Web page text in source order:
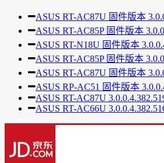
ASUS RT-AC87U 固件版本
ASUS RT-AC85P 固件版本
ASUS RT-N18U 固件版本
ASUS RT-AC85P 固件版本
ASUS RT-AC87U 固件版本
ASUS RP-AC51 固件版本
ASUS RT-AC87U
ASUS RT-AC66U